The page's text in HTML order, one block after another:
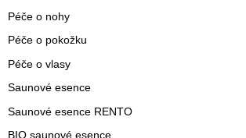
Péče o nohy
Péče o pokožku
Péče o vlasy
Saunové esence
Saunové esence RENTO
BIO saunové esence